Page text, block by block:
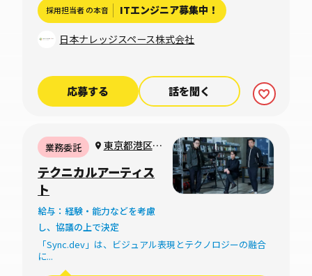
採用担当者 の本音 ITエンジニア募集中！
日本ナレッジスペース株式会社
応募する 話を聞く
業務委託
東京都港区海
B 801
テクニカルアーティス
ト
給与：経験・能力などを考慮
し、協議の上で決定
「Sync.dev」は、ビジュアル表現とテクノロジーの融合
に...